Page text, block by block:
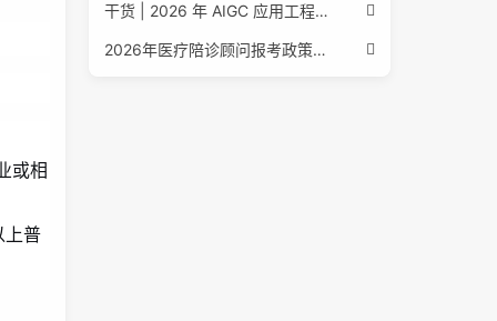
或相
上普
干货 | 2026 年 AIGC 应用工程师报考指南：报名流程、学历要求、培训课程、就业方向全梳理
2026年医疗陪诊顾问报考政策更新，全国报名入口与报考指南全同步